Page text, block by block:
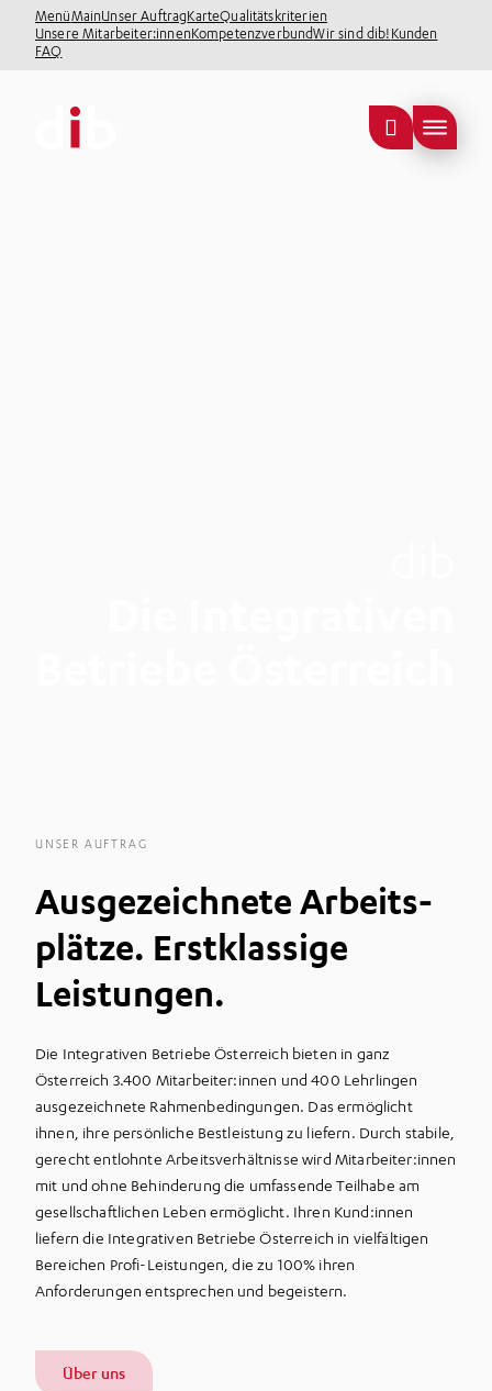
MenüMainUnser AuftragKarteQualitätskriterien
Unsere Mitarbeiter:innenKompetenzverbundWir sind dib! Kunden
FAQ
Vorlesen
Vorlesen
UNSER AUFTRAG
Ausgezeich­nete Arbeits­
plätze. Erstklassige
Leistungen.
Die Integrativen Betriebe Österreich bieten in ganz
Österreich 3.400 Mitarbeiter:innen und 400 Lehrlingen
ausgezeichnete Rahmenbedingungen. Das ermöglicht
ihnen, ihre persönliche Bestleistung zu liefern. Durch stabile,
gerecht entlohnte Arbeitsverhältnisse wird Mitarbeiter:innen
mit und ohne Behinderung die umfassende Teilhabe am
gesellschaftlichen Leben ermöglicht. Ihren Kund:innen
liefern die Integrativen Betriebe Österreich in vielfältigen
Bereichen Profi-Leistungen, die zu 100% ihren
Anforderungen entsprechen und begeistern.
Über uns